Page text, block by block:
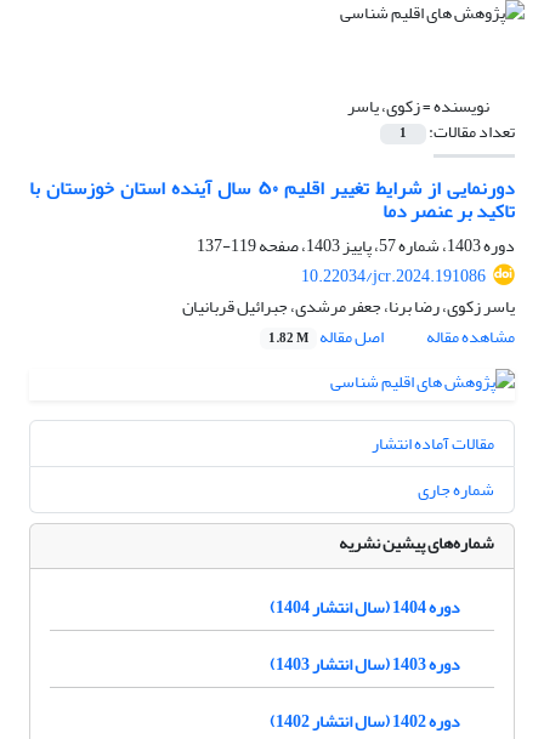
نویسنده =زکوی، یاسر
تعداد مقالات: 1
دورنمایی از شرایط تغییر اقلیم ۵۰ سال آینده استان خوزستان با
تاکید بر عنصر دما
دوره 1403، شماره 57، پاییز 1403، صفحه
119-137
10.22034/jcr.2024.191086
یاسر زکوی، رضا برنا، جعفر مرشدی، جبرائیل قربانیان
مشاهده مقاله
اصل مقاله 1.82 M
مقالات آماده انتشار
شماره جاری
شماره‌های پیشین نشریه
دوره 1404 (سال انتشار 1404)
دوره 1403 (سال انتشار 1403)
دوره 1402 (سال انتشار 1402)